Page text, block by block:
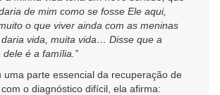
de mim como se fosse Ele aqui,
o que viver ainda com as meninas
vida, muita vida… Disse que a
é a família.”
uma parte essencial da recuperação de
o diagnóstico difícil, ela afirma: